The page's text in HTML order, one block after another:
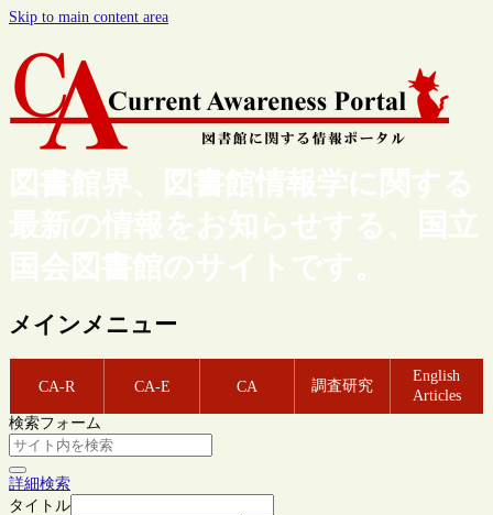
Skip to main content area
図書館界、図書館情報学に関する
最新の情報をお知らせする、国立
国会図書館のサイトです。
メインメニュー
CA-R CA-E CA 調査研究
English
Articles
検索フォーム
詳細検索
タイトル